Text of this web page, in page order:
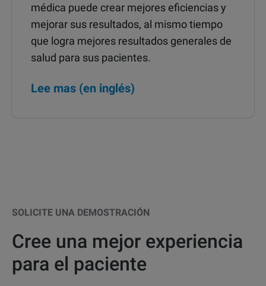
médica puede crear mejores eficiencias y
mejorar sus resultados, al mismo tiempo
que logra mejores resultados generales de
salud para sus pacientes.
Lee mas (en inglés)
SOLICITE UNA DEMOSTRACIÓN
Cree una mejor experiencia
para el paciente